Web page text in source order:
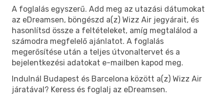
A foglalás egyszerű. Add meg az utazási dátumokat
az eDreamsen, böngészd a(z) Wizz Air jegyárait, és
hasonlítsd össze a feltételeket, amíg megtalálod a
számodra megfelelő ajánlatot. A foglalás
megerősítése után a teljes útvonaltervet és a
bejelentkezési adatokat e-mailben kapod meg.
Indulnál Budapest és Barcelona között a(z) Wizz Air
járatával? Keress és foglalj az eDreamsen.